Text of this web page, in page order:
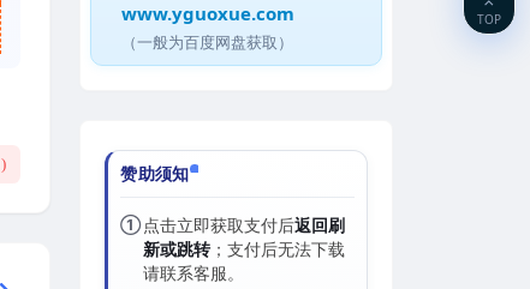
)
www.yguoxue.com
（一般为百度网盘获取）
赞助须知
①点击立即获取支付后返回刷
新或跳转；支付后无法下载
请联系客服。
TOP